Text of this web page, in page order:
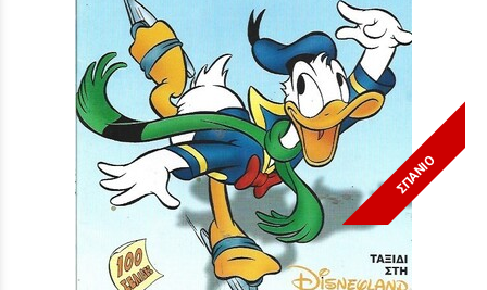
ΣΠΑΝΙΟ
Μίκυ Μάους #1540***
Τιμή: 3,90 €